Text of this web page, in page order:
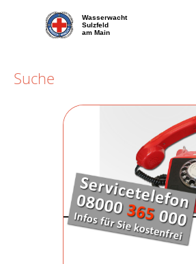
Wasserwacht
Sulzfeld
am Main
Suche